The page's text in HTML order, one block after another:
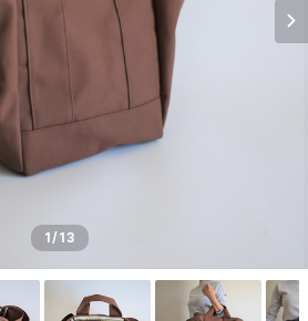
1/13